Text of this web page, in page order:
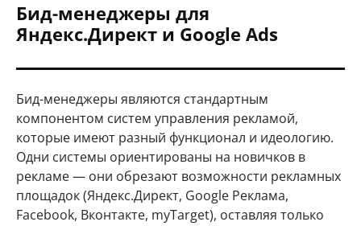
Бид-менеджеры для
Яндекс.Директ и Google Ads
Бид-менеджеры являются стандартным
компонентом систем управления рекламой,
которые имеют разный функционал и идеологию.
Одни системы ориентированы на новичков в
рекламе — они обрезают возможности рекламных
площадок (Яндекс.Директ, Google Реклама,
Facebook, Вконтакте, myTarget), оставляя только